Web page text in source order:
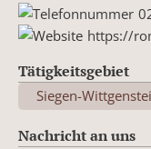
https://
Tätigkeitsgebiet
Siegen-
Nachricht an uns